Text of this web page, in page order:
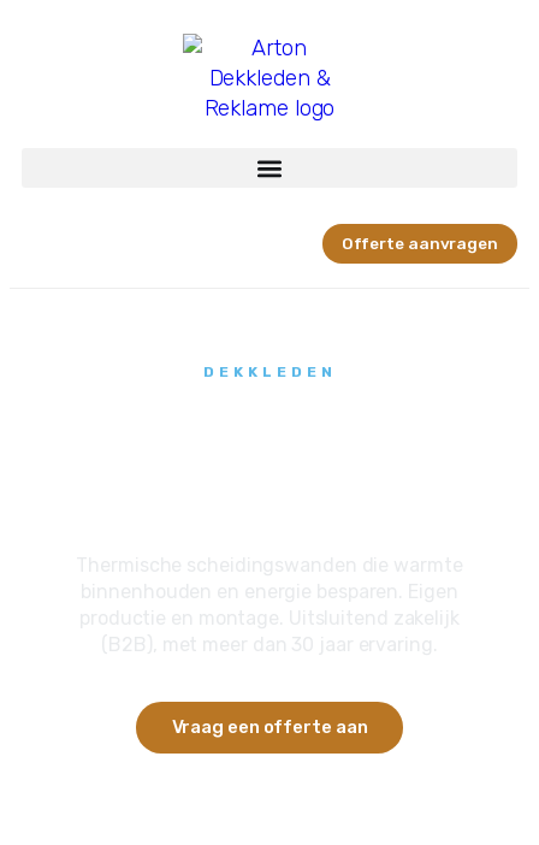
Offerte aanvragen
DEKKLEDEN
Vraag een offerte aan